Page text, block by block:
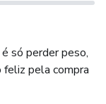
só perder peso,
feliz pela compra